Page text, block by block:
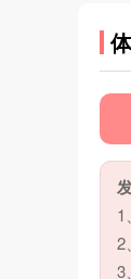
1
2
3